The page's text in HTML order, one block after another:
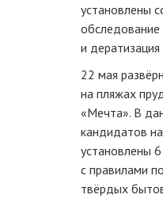
установлены
обследование
и
22 мая
на пляжах
«Мечта». В
кандидатов
установлены
с правилами
твёрдых